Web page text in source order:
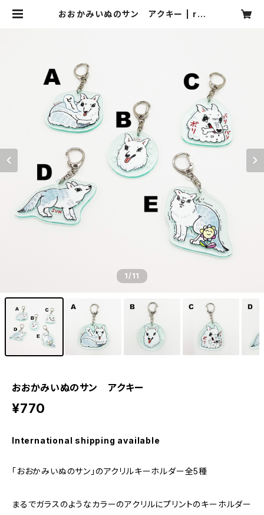
おおかみいぬのサン アクキー | riy
1/11
おおかみいぬのサン アクキー
¥770
International shipping available
「おおかみいぬのサン」のアクリルキーホルダー全5種
まるでガラスのようなカラーのアクリルにプリントのキーホルダー